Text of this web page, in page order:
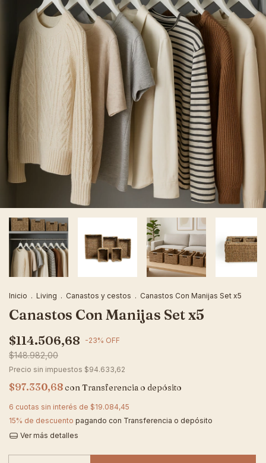
Inicio . Living . Canastos y cestos . Canastos Con Manijas Set x5
Canastos Con Manijas Set x5
$114.506,68 -23% OFF
$148.982,00
Precio sin impuestos $94.633,62
$97.330,68conTransferencia o depósito
6 cuotas sin interés de $19.084,45
15% de descuento pagando con Transferencia o depósito
Ver más detalles